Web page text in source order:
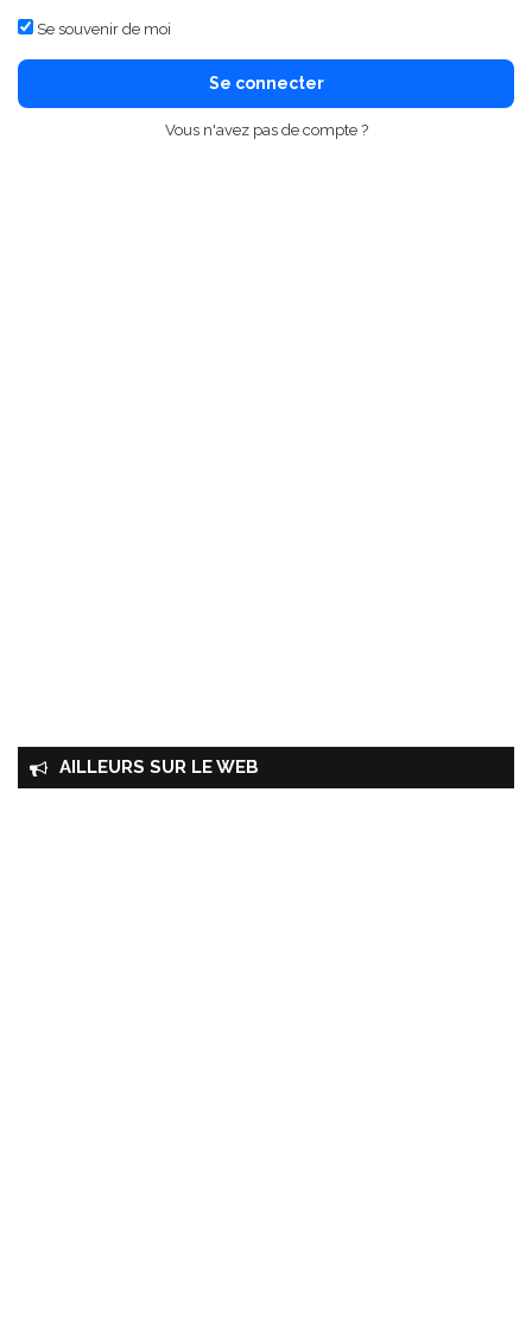
Se souvenir de moi
Se connecter
Vous n'avez pas de compte ?
AILLEURS SUR LE WEB